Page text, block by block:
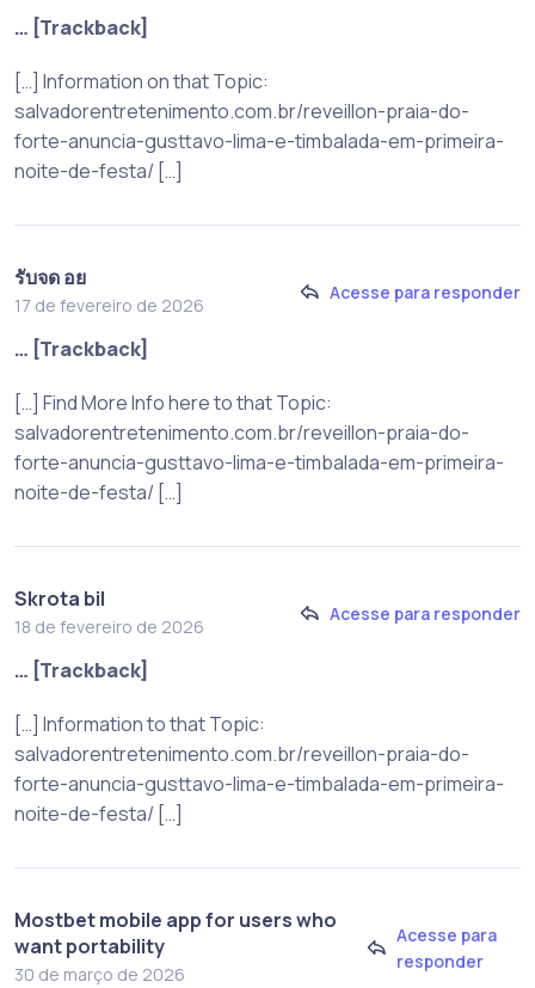
… [Trackback]
[…] Information on that Topic:
salvadorentretenimento.com.br/reveillon-praia-do-
forte-anuncia-gusttavo-lima-e-timbalada-em-primeira-
noite-de-festa/ […]
รับจด อย
17 de fevereiro de 2026
Acesse para responder
… [Trackback]
[…] Find More Info here to that Topic:
salvadorentretenimento.com.br/reveillon-praia-do-
forte-anuncia-gusttavo-lima-e-timbalada-em-primeira-
noite-de-festa/ […]
Skrota bil
18 de fevereiro de 2026
Acesse para responder
… [Trackback]
[…] Information to that Topic:
salvadorentretenimento.com.br/reveillon-praia-do-
forte-anuncia-gusttavo-lima-e-timbalada-em-primeira-
noite-de-festa/ […]
Mostbet mobile app for users who
want portability
30 de março de 2026
Acesse para
responder